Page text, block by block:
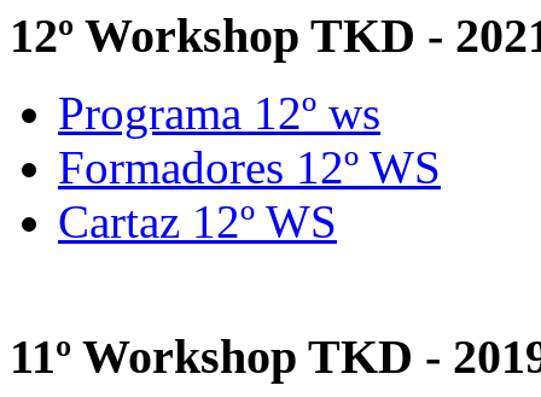
12º Workshop TKD -
Programa 12º ws
Formadores 12º WS
Cartaz 12º WS
11º Workshop TKD -